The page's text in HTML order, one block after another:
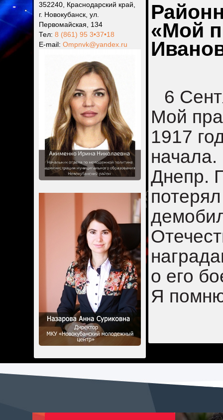
352240, Краснодарский край,
г. Новокубанск, ул.
Первомайская, 134
Тел: 8 (861) 95 3•37•18
Е-mail: Ompnvk@yandex.ru
«Мой
6
Мой
1917
Днепр.
о его
Я